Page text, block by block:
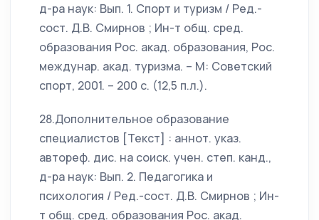
д-ра наук: Вып. 1. Спорт и туризм / Ред.-
сост. Д.В. Смирнов ; Ин-т общ. сред.
образования Рос. акад. образования, Рос.
междунар. акад. туризма. – М: Советский
спорт, 2001. – 200 с. (12,5 п.л.).
28.Дополнительное образование
специалистов [Текст] : аннот. указ.
автореф. дис. на соиск. учен. степ. канд.,
д-ра наук: Вып. 2. Педагогика и
психология / Ред.-сост. Д.В. Смирнов ; Ин-
т общ. сред. образования Рос. акад.